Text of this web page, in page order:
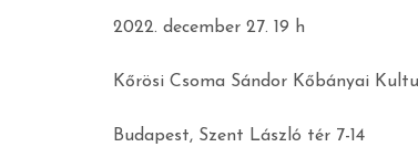
2022. december 27. 19 h
Kőrösi Csoma Sándor Kőbányai
Budapest, Szent László tér 7-14